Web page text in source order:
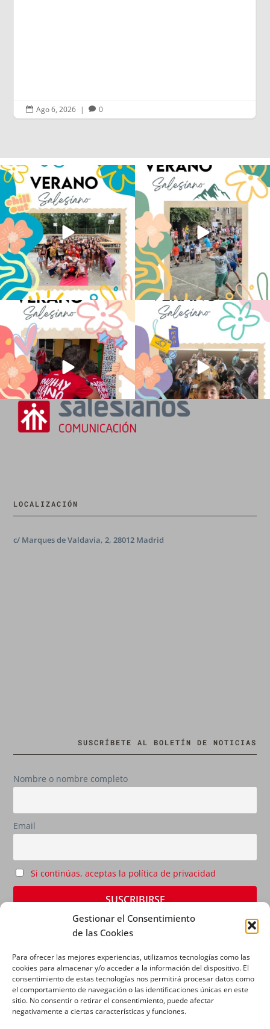
Gestionar el Consentimiento
de las Cookies
Para ofrecer las mejores experiencias, utilizamos tecnologías como las
cookies para almacenar y/o acceder a la información del dispositivo. El
consentimiento de estas tecnologías nos permitirá procesar datos como
el comportamiento de navegación o las identificaciones únicas en este
sitio. No consentir o retirar el consentimiento, puede afectar
negativamente a ciertas características y funciones.
 Ago 5, 2026
Los alumnos de 6º de Primaria, 1º y 2º
de la ESO...
145 2
La diversión y la alegría también se han
sentido...
93 0
No hay verano sin que sea Salesiano ❤️
💫 en Luz 4
...
0
viviendo la alegría en el campamento
...
2
LOCALIZACIÓN
c/ Marques de Valdavia, 2, 28012 Madrid
SUSCRÍBETE AL BOLETÍN DE NOTICIAS
Nombre o nombre completo
Email
Si continúas, aceptas la política de privacidad
AVISO LEGAL|POLÍTICA DE PRIVACIDAD|